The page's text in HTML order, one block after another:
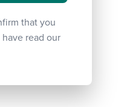
that you
read our